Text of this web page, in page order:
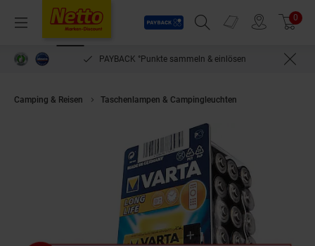
Menü
Payback
Suchfeld einblenden
Prospekte 0
PAYBACK °Punkte sammeln & einlösen
Camping & Reisen Taschenlampen & Campingleuchten